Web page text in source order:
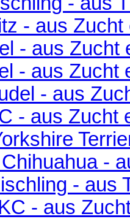
- aus Zucht
- aus Zucht
- aus Zucht
- aus
- aus Zucht
-
- aus
- aus